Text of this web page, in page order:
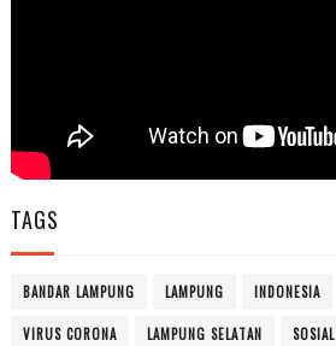
TAGS
BANDAR LAMPUNG LAMPUNG INDONESIA
VIRUS CORONA LAMPUNG SELATAN SOSIAL